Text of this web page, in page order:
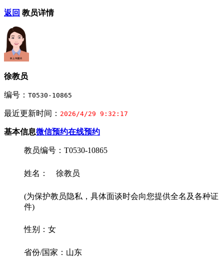
返回 教员详情
徐教员
编号： T0530-10865
最近更新时间： 2026/4/29 9:32:17
基本信息微信预约在线预约
教员编号：T0530-10865
姓名： 徐教员
(为保护教员隐私，具体面谈时会向您提供全名及各种证
件)
性别：女
省份/国家：山东